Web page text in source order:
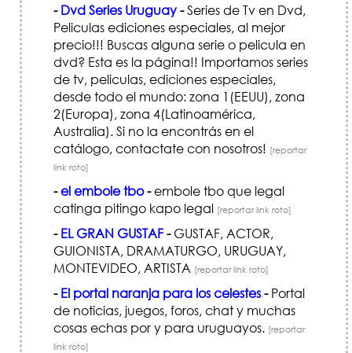
- Dvd Series Uruguay-Series de Tv en Dvd,
Peliculas ediciones especiales, al mejor
precio!!! Buscas alguna serie o pelicula en
dvd? Esta es la página!! Importamos series
de tv, peliculas, ediciones especiales,
desde todo el mundo: zona 1(EEUU), zona
2(Europa), zona 4(Latinoamérica,
Australia). Si no la encontrás en el
catálogo, contactate con nosotros! [reportar
link roto]
-el embole tbo-embole tbo que legal
catinga pitingo kapo legal [reportar link roto]
- EL GRAN GUSTAF-GUSTAF, ACTOR,
GUIONISTA, DRAMATURGO, URUGUAY,
MONTEVIDEO, ARTISTA [reportar link roto]
- El portal naranja para los celestes-Portal
de noticias, juegos, foros, chat y muchas
cosas echas por y para uruguayos. [reportar
link roto]